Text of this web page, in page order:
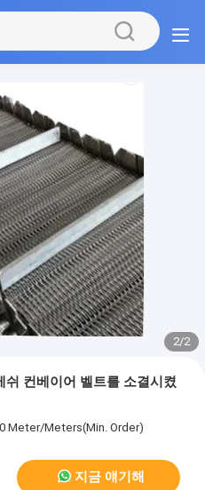
2/2
컨베이어 벨트를 소결시켰
Meter/Meters(Min. Order)
지금 얘기해